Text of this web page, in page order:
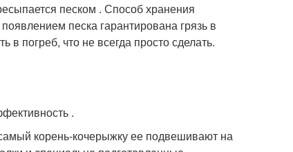
песком . Способ хранения
песка гарантирована грязь в
погреб, что не всегда просто сделать.
.
корень-кочерыжку ее подвешивают на